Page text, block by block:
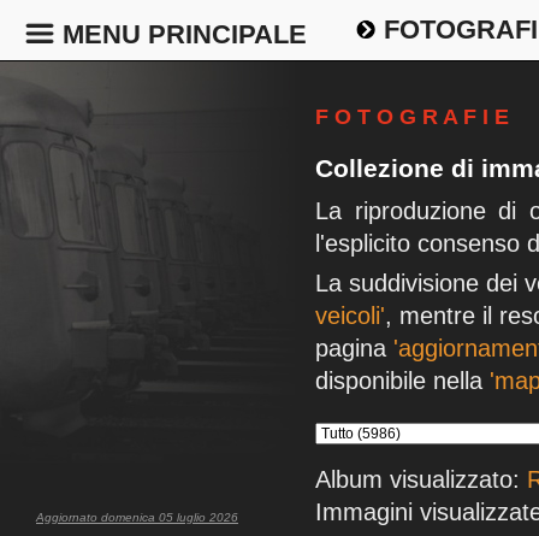
MENU PRINCIPALE
Aggiornato domenica 05 luglio 2026
F O T O G R A F I E
Collezione di
La riproduzione di
l'esplicito consenso
La suddivisione dei
veicoli', mentre il
pagina
disponibile nella
Album visualizzato:
Immagini